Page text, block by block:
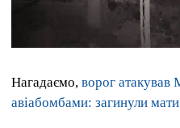
Нагадаємо, ворог атакував
авіабомбами: загинули